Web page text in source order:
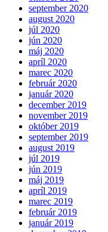
september 2020
august 2020
júl 2020
jún 2020
máj 2020
apríl 2020
marec 2020
február 2020
január 2020
december 2019
november 2019
október 2019
september 2019
august 2019
júl 2019
jún 2019
máj 2019
apríl 2019
marec 2019
február 2019
január 2019